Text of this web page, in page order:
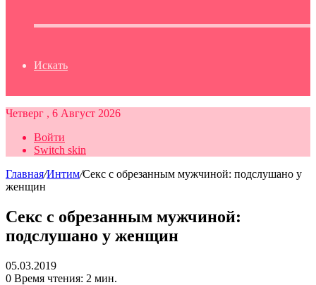
Искать
Четверг , 6 Август 2026
Войти
Switch skin
Главная/Интим/Секс с обрезанным мужчиной: подслушано у
женщин
Секс с обрезанным мужчиной:
подслушано у женщин
05.03.2019
0 Время чтения: 2 мин.